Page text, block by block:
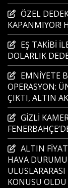
ÖZEL
KAPANMIYOR!
EŞ TAKİBİ
DOLARLIK
EMNİYETE
OPERASYON:
ÇIKTI, ALTIN
GİZLİ
ALTIN
HAVA
KONUSU OLDU